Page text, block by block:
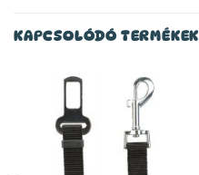
KAPCSOLÓDÓ TERMÉKEK